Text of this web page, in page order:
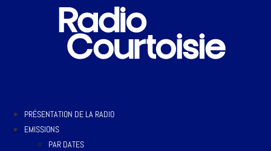
PRÉSENTATION DE LA RADIO
EMISSIONS
PAR DATES